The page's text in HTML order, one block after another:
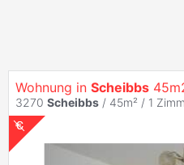
Wohnung in Scheibbs
3270 Scheibbs / 45m² / 1